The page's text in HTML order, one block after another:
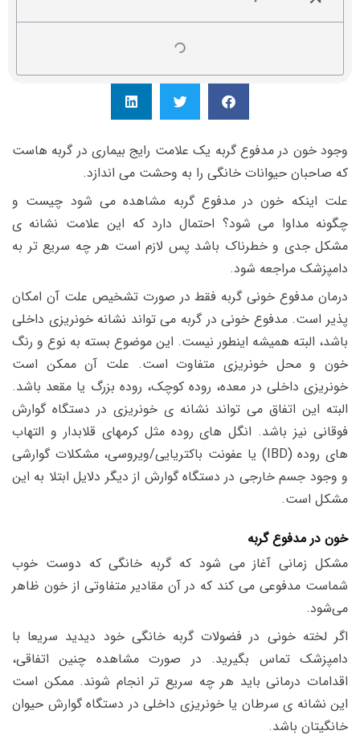
وجود خون در مدفوع گربه یک علامت رایج بیماری در گربه هاست
که صاحبان حیوانات خانگی را به وحشت می اندازد.
علت اینکه خون در مدفوع گربه مشاهده می شود چیست و
چگونه مداوا می شود؟ احتمال دارد که این علامت نشانه ی
مشکل جدی و خطرناک باشد پس لازم است هر چه سریع تر به
دامپزشک مراجعه شود.
درمان مدفوع خونی گربه فقط در صورت تشخیص علت آن امکان
پذیر است. مدفوع خونی در گربه می تواند نشانه خونریزی داخلی
باشد، البته همیشه اینطور نیست. این موضوع بسته به نوع و رنگ
خون و محل خونریزی متفاوت است. علت آن ممکن است
خونریزی داخلی در معده، روده کوچک، روده بزرگ یا مقعد باشد.
البته این اتفاق می تواند نشانه ی خونریزی در دستگاه گوارش
فوقانی نیز باشد. انگل های روده مثل کرمهای قلابدار و التهاب
های روده (IBD) یا عفونت باکتریایی/ویروسی،
مشکلات گوارشی
و وجود جسم خارجی در دستگاه گوارش از دیگر دلایل ابتلا به این
مشکل است.
خون در مدفوع گربه
مشکل زمانی آغاز می شود که گربه خانگی که دوست خوب
شماست مدفوعی می کند که در آن مقادیر متفاوتی از خون ظاهر
می‌شود.
اگر لخته خونی در فضولات گربه خانگی خود دیدید سریعا با
دامپزشک تماس بگیرید. در صورت مشاهده چنین اتفاقی،
اقدامات درمانی باید هر چه سریع تر انجام شوند. ممکن است
این نشانه ی سرطان یا خونریزی داخلی در دستگاه گوارش حیوان
خانگیتان باشد.